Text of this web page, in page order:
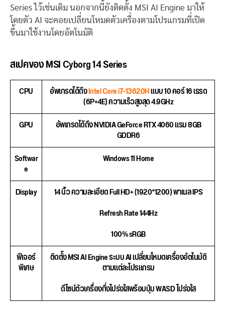
Series ไว้เช่นเดิม นอกจากนี้ยังติดตั้ง MSI AI Engine มาให้
โดยตัว AI จะคอยเปลี่ยนโหมดตัวเครื่องตามโปรแกรมที่เปิด
ขึ้นมาใช้งานโดยอัตโนมัติ
สเปคของ MSI Cyborg 14 Series
CPU อัพเกรดได้ถึงIntel Core i7-13620Hแบบ 10 คอร์ 16 เธรด
(6P+4E) ความเร็วสูงสุด 4.9GHz
GPU
อัพเกรดได้ถึง NVIDIA GeForce RTX 4060 แรม 8GB
GDDR6
Softwar
e
Windows 11 Home
Display
14 นิ้ว ความละเอียด Full HD+ (1920*1200) พาเนล IPS
Refresh Rate 144Hz
100% sRGB
ฟีเจอร์
พิเศษ
ติดตั้ง MSI AI Engine ระบบ AI เปลี่ยนโหมดเครื่องอัตโนมัติ
ตามแต่ละโปรแกรม
ดีไซน์ตัวเครื่องกึ่งโปร่งใสพร้อมปุ่ม WASD โปร่งใส